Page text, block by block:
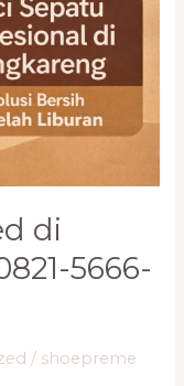
di
5666-
/ shoepreme